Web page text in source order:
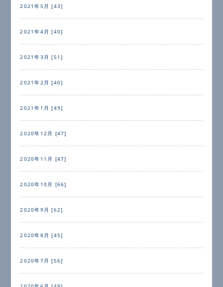
2021年5月 [43]
2021年4月 [40]
2021年3月 [51]
2021年2月 [40]
2021年1月 [49]
2020年12月 [47]
2020年11月 [47]
2020年10月 [66]
2020年9月 [62]
2020年8月 [45]
2020年7月 [56]